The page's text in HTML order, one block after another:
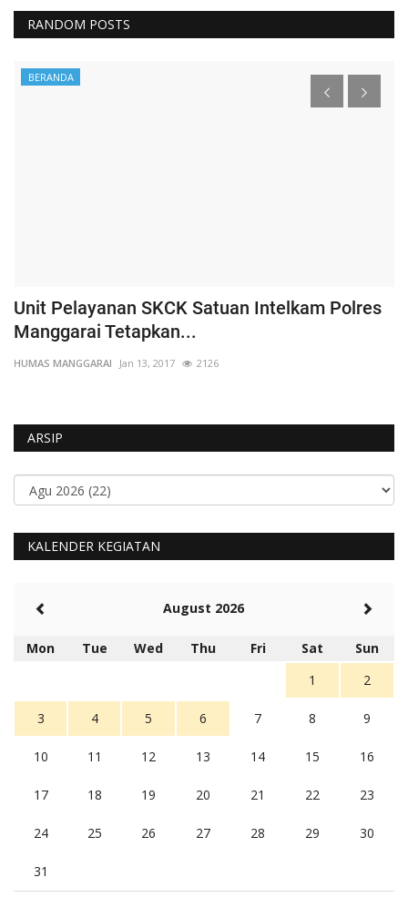
RANDOM POSTS
BERANDA
Unit Pelayanan SKCK Satuan Intelkam Polres
Manggarai Tetapkan...
HUMAS MANGGARAI Jan 13, 2017 2126
ARSIP
KALENDER KEGIATAN
August 2026
Mon Tue Wed Thu Fri Sat
Sun
1
2
3 4 5 6 7 8 9
10 11 12 13 14 15 16
17 18 19 20 21 22 23
24 25 26 27 28 29 30
31